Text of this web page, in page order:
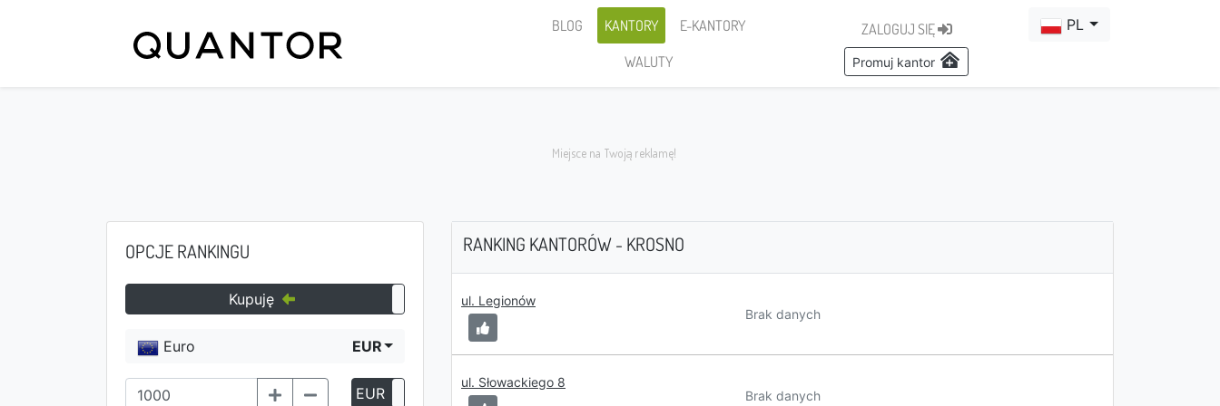
BLOG KANTORY
E-KANTORY
WALUTY
ZALOGUJ SIĘ
Promuj kantor
PL
OPCJE RANKINGU
Kupuję Sprzedaję
Euro EUR
EUR
RANKING KANTORÓW - KROSNO
ul. Legionów
Brak danych
ul. Słowackiego 8
Brak danych